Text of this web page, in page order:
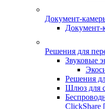
Документ-
Документ-
Решения для
Звуковые
Решения
Шлюз для
ClickShare